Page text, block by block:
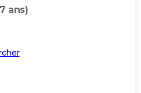
ans)